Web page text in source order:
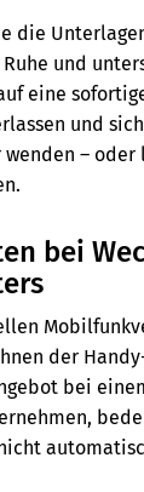
die
und
eine
und
–
bei
der
bei